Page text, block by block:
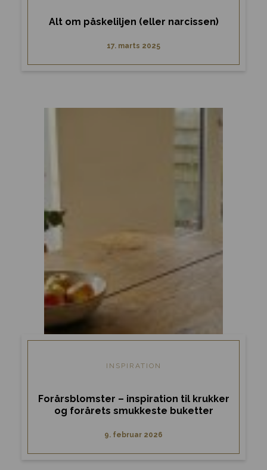
Alt om påskeliljen (eller narcissen)
17. marts 2025
INSPIRATION
Forårsblomster – inspiration til krukker
og forårets smukkeste buketter
9. februar 2026